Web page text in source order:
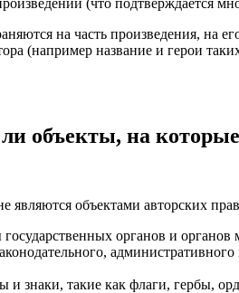
(что
на часть произведения, на
(например название и герои
объекты, на
являются объектами авторских
органов и органов
и знаки, такие как флаги, гербы,